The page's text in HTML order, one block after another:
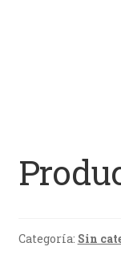
Categoría: Sin